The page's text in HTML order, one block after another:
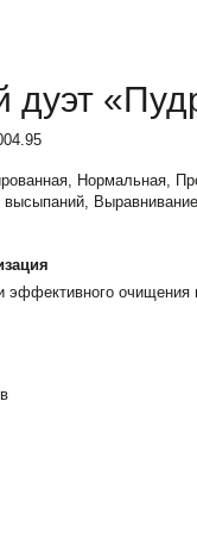
Нормальная,
высыпаний,
эффективного